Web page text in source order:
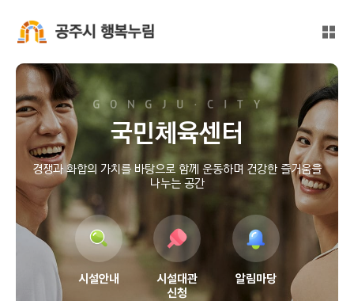
전체
국민체육센터
경쟁과 화합의 가치를 바탕으로 함께 운동하며 건강한 즐거움을
나누는 공간
시설안내
시설대관
신청
알림마당